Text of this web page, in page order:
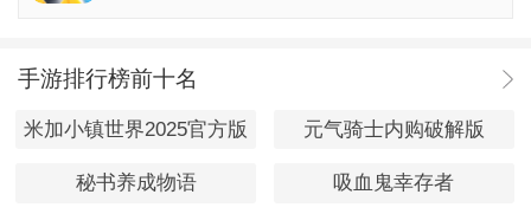
手游排行榜前十名
米加小镇世界2025官方版 元气骑士内购破解版
秘书养成物语 吸血鬼幸存者